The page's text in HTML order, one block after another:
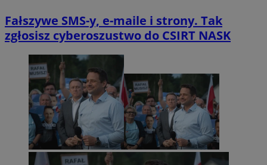
Fałszywe SMS-y, e-maile i strony. Tak
zgłosisz cyberoszustwo do CSIRT NASK